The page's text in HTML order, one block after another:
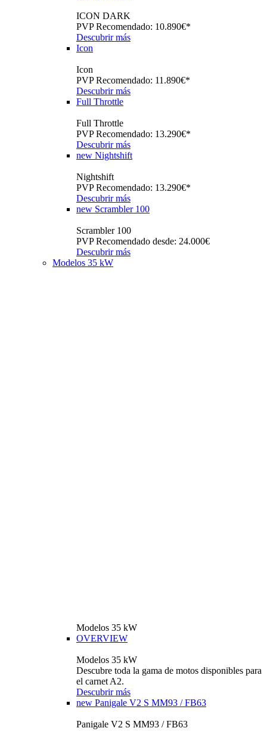
ICON DARK
PVP Recomendado: 10.890€*
Descubrir más
Icon
Icon
PVP Recomendado: 11.890€*
Descubrir más
Full Throttle
Full Throttle
PVP Recomendado: 13.290€*
Descubrir más
new Nightshift
Nightshift
PVP Recomendado: 13.290€*
Descubrir más
new Scrambler 100
Scrambler 100
PVP Recomendado desde: 24.000€
Descubrir más
Modelos 35 kW
Modelos 35 kW
OVERVIEW
Modelos 35 kW
Descubre toda la gama de motos disponibles para
el carnet A2.
Descubrir más
new Panigale V2 S MM93 / FB63
Panigale V2 S MM93 / FB63